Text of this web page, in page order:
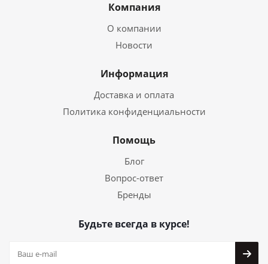
Компания
О компании
Новости
Информация
Доставка и оплата
Политика конфиденциальности
Помощь
Блог
Вопрос-ответ
Бренды
Будьте всегда в курсе!